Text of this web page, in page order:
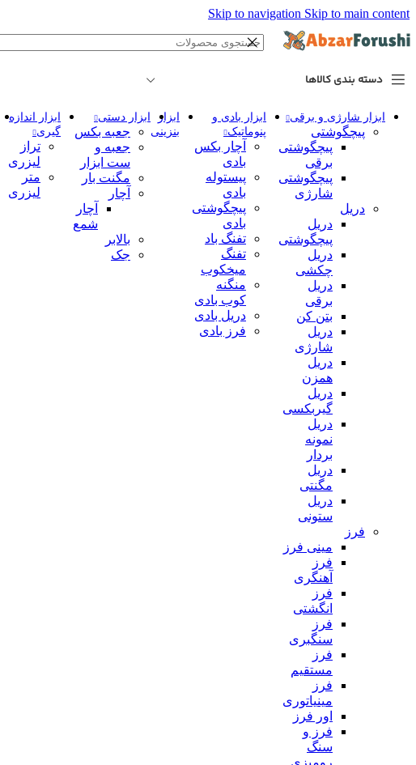
Skip to navigation Skip to main content
دسته بندی کالاها
ابزار شارژی و برقی
پیچگوشتی
پیچگوشتی
برقی
پیچگوشتی
شارژی
دریل
دریل
پیچگوشتی
دریل
چکشی
دریل
برقی
بتن کن
دریل
شارژی
دریل
همزن
دریل
گیربکسی
دریل
نمونه
بردار
دریل
مگنتی
دریل
ستونی
فرز
مینی فرز
فرز
آهنگری
فرز
انگشتی
فرز
سنگبری
فرز
مستقیم
فرز
مینیاتوری
اور فرز
فرز و
سنگ
ابزار بادی و
پنوماتیک
آچار بکس
بادی
پیستوله
بادی
پیچگوشتی
بادی
تفنگ باد
تفنگ
میخکوب
منگنه
کوب بادی
دریل بادی
فرز بادی
ابزار
بنزینی
ابزار دستی
جعبه بکس
جعبه و
ست ابزار
مگنت بار
آچار
آچار
شمع
بالابر
جک
ابزار اندازه
گیری
تراز
لیزری
متر
لیزری